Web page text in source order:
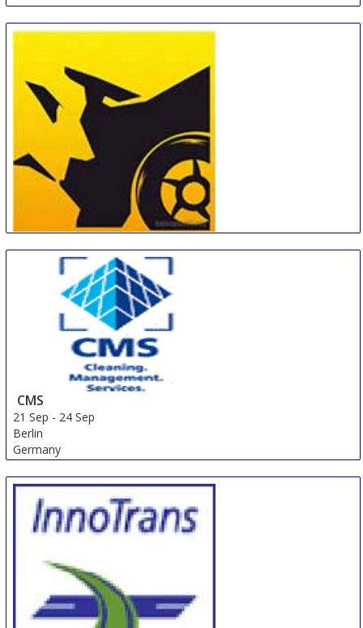
-22 Sep
Krasnoyarsk
Russian Federation
CMS
21 Sep - 24 Sep
Berlin
Germany